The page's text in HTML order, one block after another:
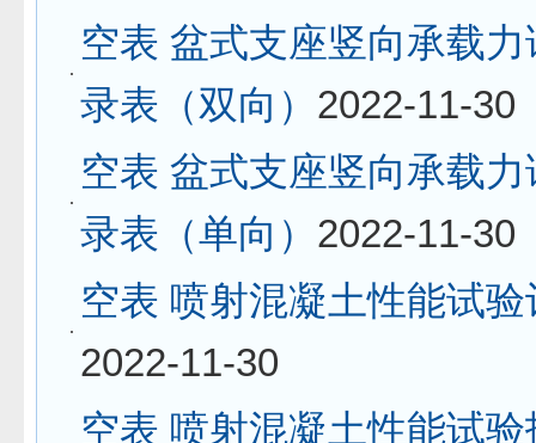
空表 盆式支座竖向承载
录表（双向） 2022-11-30
空表 盆式支座竖向承载
录表（单向） 2022-11-30
空表 喷射混凝土性能试
2022-11-30
空表 喷射混凝土性能试验